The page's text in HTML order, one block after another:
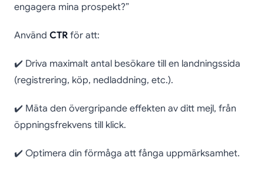
engagera mina prospekt?”
Använd CTR för att:
✔️ Driva maximalt antal besökare till en landningssida
(registrering, köp, nedladdning, etc.).
✔️ Mäta den övergripande effekten av ditt mejl, från
öppningsfrekvens till klick.
✔️ Optimera din förmåga att fånga uppmärksamhet.